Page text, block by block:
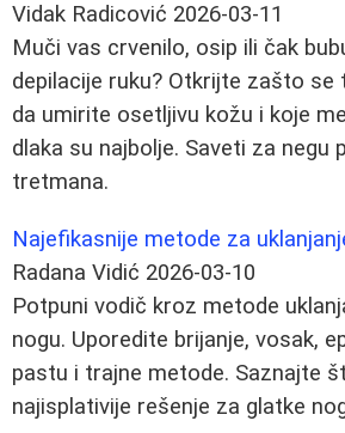
Vidak Radicović 2026-03-11
Muči vas crvenilo, osip ili čak
depilacije ruku? Otkrijte zašto se
da umirite osetljivu kožu i koje
dlaka su najbolje. Saveti za negu
tretmana.
Najefikasnije metode za
Radana Vidić 2026-03-10
Potpuni vodič kroz metode
nogu. Uporedite brijanje, vosak,
pastu i trajne metode. Saznajte
najisplativije rešenje za glatke